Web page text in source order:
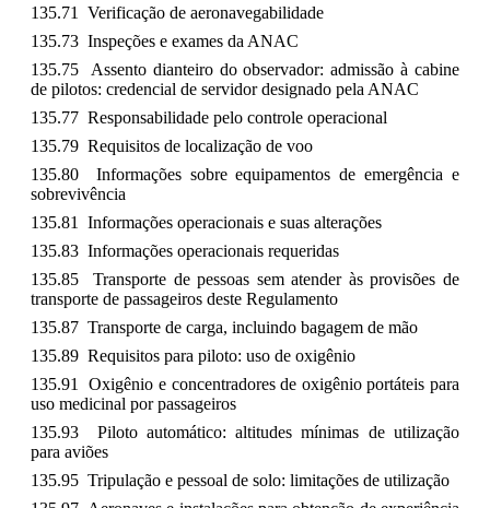
135.71 Verificação de aeronavegabilidade
135.73 Inspeções e exames da ANAC
135.75 Assento dianteiro do observador: admissão à cabine
de pilotos: credencial de servidor designado pela ANAC
135.77 Responsabilidade pelo controle operacional
135.79 Requisitos de localização de voo
135.80 Informações sobre equipamentos de emergência e
sobrevivência
135.81 Informações operacionais e suas alterações
135.83 Informações operacionais requeridas
135.85 Transporte de pessoas sem atender às provisões de
transporte de passageiros deste Regulamento
135.87 Transporte de carga, incluindo bagagem de mão
135.89 Requisitos para piloto: uso de oxigênio
135.91 Oxigênio e concentradores de oxigênio portáteis para
uso medicinal por passageiros
135.93 Piloto automático: altitudes mínimas de utilização
para aviões
135.95 Tripulação e pessoal de solo: limitações de utilização